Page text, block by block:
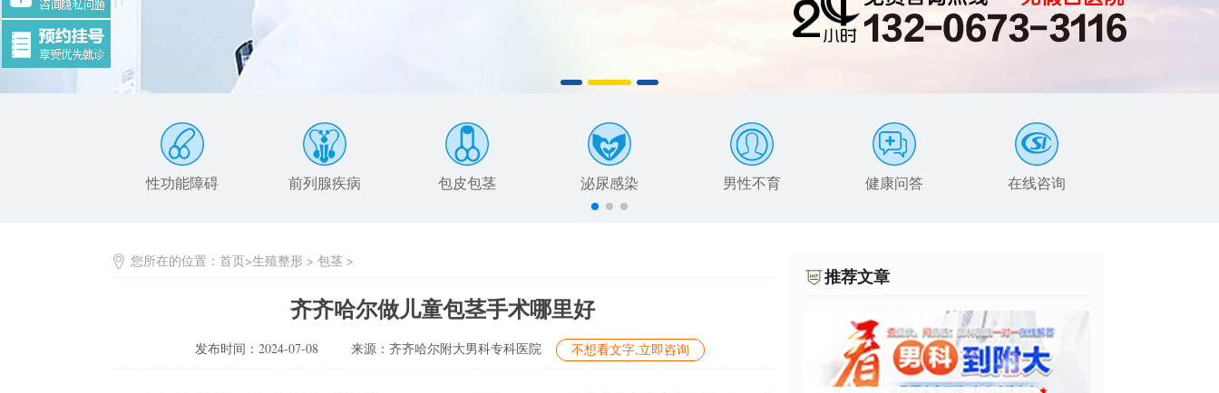
性功能障碍 前列腺疾病 包皮包茎 泌尿感染 男性不育 健康问答 在线咨询
您所在的位置：首页>生殖整形 >包茎 >
齐齐哈尔做儿童包茎手术哪里好
发布时间：2024-07-08 来源：齐齐哈尔附大男科专科医院 不想看文字,立即咨询
推荐文章